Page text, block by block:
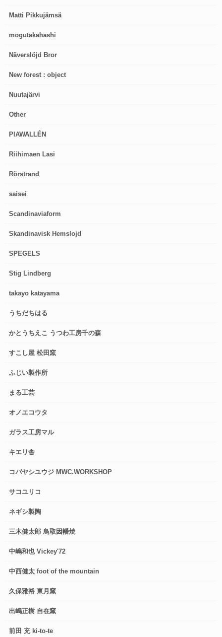
Matti Pikkujämsä
mogutakahashi
Näverslöjd Bror
New forest : object
Nuutajärvi
Other
PIAWALLÉN
Riihimaen Lasi
Rörstrand
saisei
Scandinaviaform
Skandinavisk Hemslojd
SPEGELS
Stig Lindberg
takayo katayama
うちだちはる
かとうちえこ うつわ工房千の森
すこし屋 松田窯
ふじい製作所
まる工芸
オノエコウタ
ガラス工房マル
キエリ舎
コバヤシユウジ MWC.WORKSHOP
サコユリコ
ネギシ製陶
三木健太郎 鳥取因幡焼
中嶋和也 Vickey'72
中西健太 foot of the mountain
久保雅裕 東月窯
出嶋正樹 自在窯
前田 充 ki-to-te